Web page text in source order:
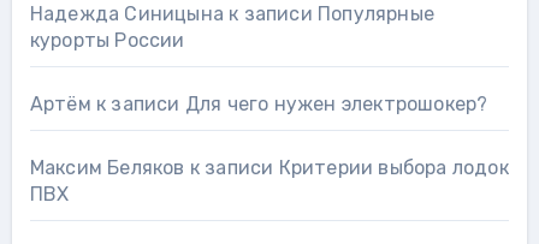
Надежда Синицына к записи Популярные
курорты России
Артём к записи Для чего нужен электрошокер?
Максим Беляков к записи Критерии выбора лодок
ПВХ